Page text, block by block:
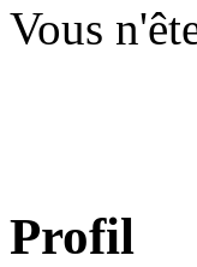
Vous
Profil